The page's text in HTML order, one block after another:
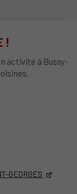
GEORGES
!
activité à Bussy-